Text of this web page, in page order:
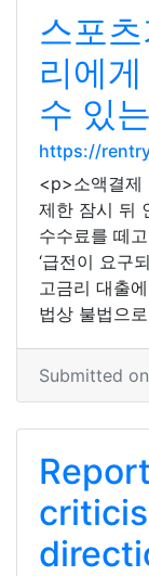
스포
리에
수 있
https://
<p>소액결제
제한 잠시 뒤
수수료를 떼
‘급전이 요구
고금리 대출
법상 불법으
Submitted